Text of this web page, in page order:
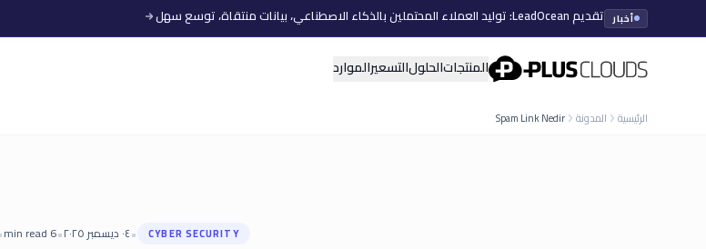
أخبار تقديم LeadOcean: توليد العملاء المحتملين بالذكاء الاصطناعي، بيانات منتقاة، توسع سهل
PlusClouds المنتجاتالحلولالتسعيرالموارد
الرئيسية المدونة Spam Link Nedir
CYBER SECURITY
•٠٤ ديسمبر ٢٠٢٥ •
6